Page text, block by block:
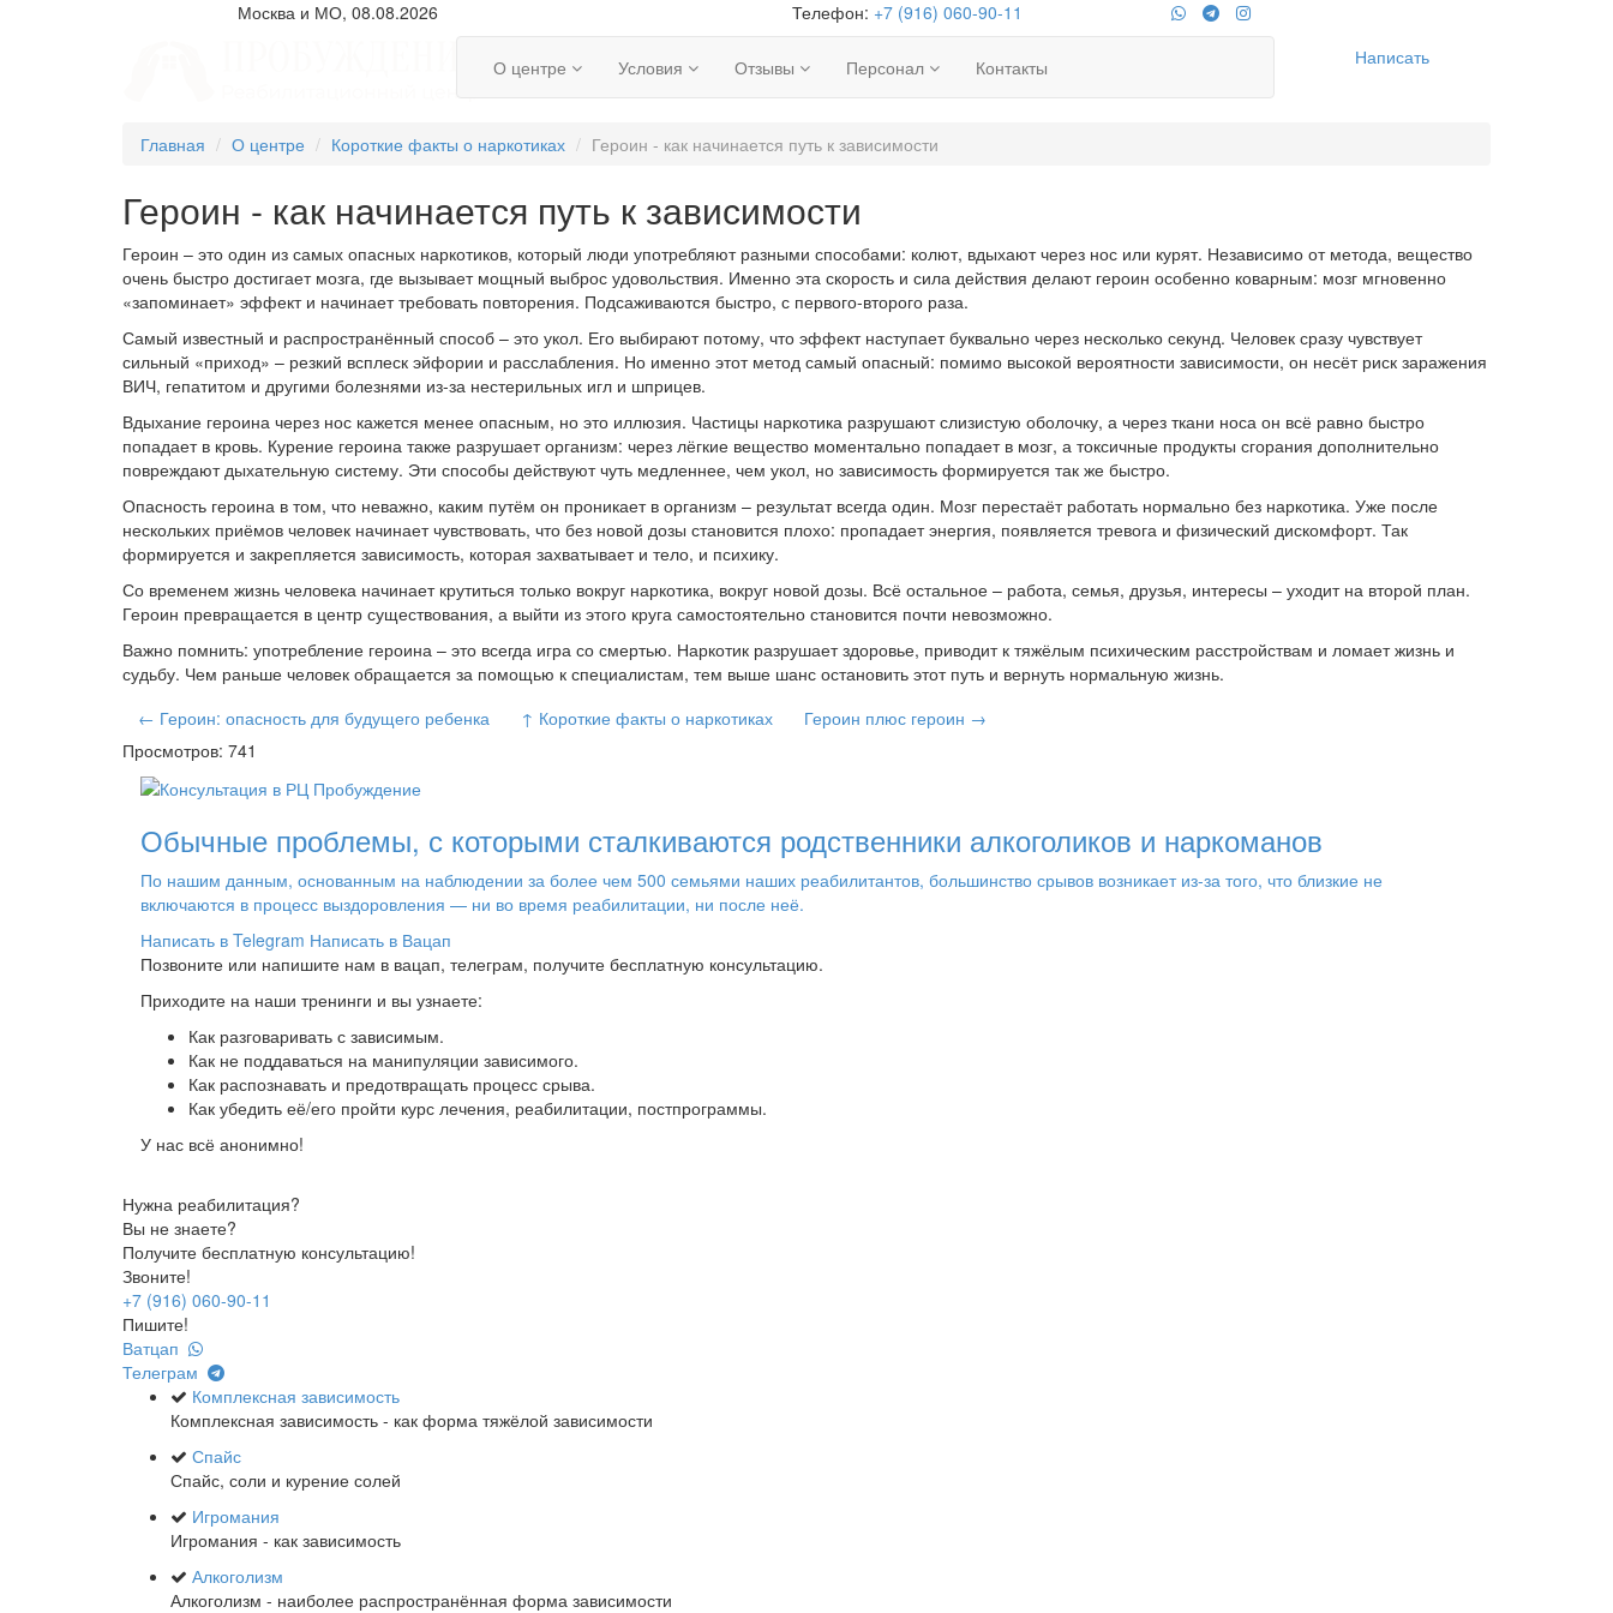
Москва и МО, 08.08.2026 Телефон: +7 (916) 060-90-11
О центре Условия Отзывы Персонал Контакты Написать
Главная О центре Короткие факты о наркотиках Героин - как начинается путь к зависимости
Героин - как начинается путь к зависимости
Героин – это один из самых опасных наркотиков, который люди употребляют разными способами: колют, вдыхают через нос или курят. Независимо от метода, вещество
очень быстро достигает мозга, где вызывает мощный выброс удовольствия. Именно эта скорость и сила действия делают героин особенно коварным: мозг мгновенно
«запоминает» эффект и начинает требовать повторения. Подсаживаются быстро, с первого-второго раза.
Самый известный и распространённый способ – это укол. Его выбирают потому, что эффект наступает буквально через несколько секунд. Человек сразу чувствует
сильный «приход» – резкий всплеск эйфории и расслабления. Но именно этот метод самый опасный: помимо высокой вероятности зависимости, он несёт риск заражения
ВИЧ, гепатитом и другими болезнями из-за нестерильных игл и шприцев.
Вдыхание героина через нос кажется менее опасным, но это иллюзия. Частицы наркотика разрушают слизистую оболочку, а через ткани носа он всё равно быстро
попадает в кровь. Курение героина также разрушает организм: через лёгкие вещество моментально попадает в мозг, а токсичные продукты сгорания дополнительно
повреждают дыхательную систему. Эти способы действуют чуть медленнее, чем укол, но зависимость формируется так же быстро.
Опасность героина в том, что неважно, каким путём он проникает в организм – результат всегда один. Мозг перестаёт работать нормально без наркотика. Уже после
нескольких приёмов человек начинает чувствовать, что без новой дозы становится плохо: пропадает энергия, появляется тревога и физический дискомфорт. Так
формируется и закрепляется зависимость, которая захватывает и тело, и психику.
Со временем жизнь человека начинает крутиться только вокруг наркотика, вокруг новой дозы. Всё остальное – работа, семья, друзья, интересы – уходит на второй план.
Героин превращается в центр существования, а выйти из этого круга самостоятельно становится почти невозможно.
Важно помнить: употребление героина – это всегда игра со смертью. Наркотик разрушает здоровье, приводит к тяжёлым психическим расстройствам и ломает жизнь и
судьбу. Чем раньше человек обращается за помощью к специалистам, тем выше шанс остановить этот путь и вернуть нормальную жизнь.
← Героин: опасность для будущего ребенка
↑ Короткие факты о наркотиках
Героин плюс героин →
Просмотров: 741
Обычные проблемы, с которыми сталкиваются родственники алкоголиков и наркоманов
По нашим данным, основанным на наблюдении за более чем 500 семьями наших реабилитантов, большинство срывов возникает из-за того, что близкие не
включаются в процесс выздоровления — ни во время реабилитации, ни после неё.
Написать в Telegram Написать в Вацап
Позвоните или напишите нам в вацап, телеграм, получите бесплатную консультацию.
Приходите на наши тренинги и вы узнаете:
Как разговаривать с зависимым.
Как не поддаваться на манипуляции зависимого.
Как распознавать и предотвращать процесс срыва.
Как убедить её/его пройти курс лечения, реабилитации, постпрограммы.
У нас всё анонимно!
Нужна реабилитация?
Вы не знаете?
Получите бесплатную консультацию!
Звоните!
+7 (916) 060-90-11
Пишите!
Ватцап
Телеграм
Комплексная зависимость
Комплексная зависимость - как форма тяжёлой зависимости
Спайс
Спайс, соли и курение солей
Игромания
Игромания - как зависимость
Алкоголизм
Алкоголизм - наиболее распространённая форма зависимости